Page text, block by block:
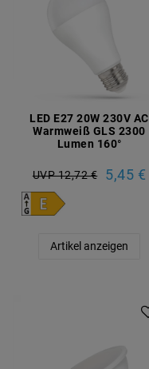
LED E27 20W 230V AC
Warmweiß GLS 2300
Lumen 160°
UVP 12,72 € 5,45 €
Artikel anzeigen